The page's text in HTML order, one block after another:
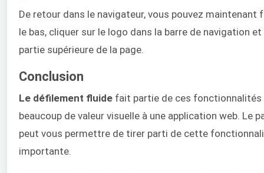
De retour dans le navigateur, vous pouvez maintenant
le bas, cliquer sur le logo dans la barre de navigation
partie supérieure de la page.
Conclusion
Le défilement fluide fait partie de ces fonctionnalités
beaucoup de valeur visuelle à une application web. Le
peut vous permettre de tirer parti de cette
importante.